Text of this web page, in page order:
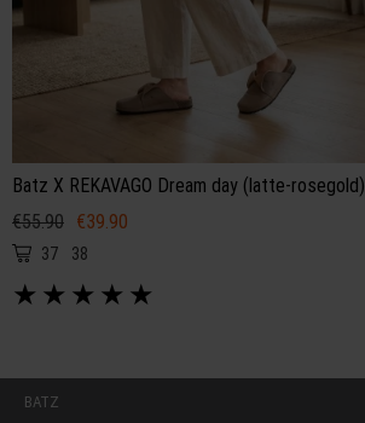
Batz X REKAVAGO Dream day (latte-rosegold)
€55.90 €39.90
37 38
★ ★ ★ ★ ★
BATZ